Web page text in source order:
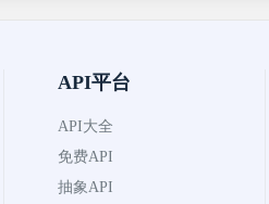
API平台
API大全
免费API
抽象API